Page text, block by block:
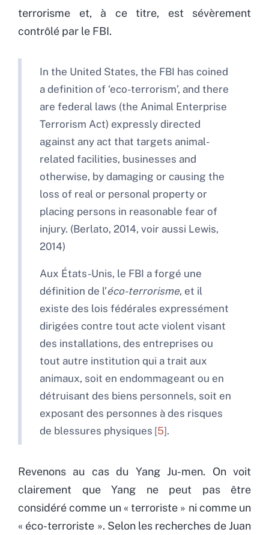
terrorisme et, à ce titre, est sévèrement
contrôlé par le FBI.
In the United States, the FBI has coined
a definition of ‘eco-terrorism’, and there
are federal laws (the Animal Enterprise
Terrorism Act) expressly directed
against any act that targets animal-
related facilities, businesses and
otherwise, by damaging or causing the
loss of real or personal property or
placing persons in reasonable fear of
injury. (Berlato, 2014, voir aussi Lewis,
2014)
Aux États-Unis, le FBI a forgé une
définition de l’éco-terrorisme, et il
existe des lois fédérales expressément
dirigées contre tout acte violent visant
des installations, des entreprises ou
tout autre institution qui a trait aux
animaux, soit en endommageant ou en
détruisant des biens personnels, soit en
exposant des personnes à des risques
de blessures physiques 5 .
Revenons au cas du Yang Ju-men. On voit
clairement que Yang ne peut pas être
considéré comme un « terroriste » ni comme un
« éco-terroriste ». Selon les recherches de Juan